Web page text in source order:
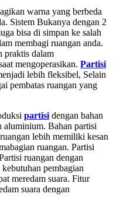
warna yang berbeda
Sistem Bukanya dengan 2
bisa di simpan ke salah
membagi ruangan anda.
praktis dalam
mengoperasikan. Partisi
lebih fleksibel, Selain
pembatas ruangan yang
partisi dengan bahan
aluminium. Bahan partisi
lebih memiliki kesan
ruangan. Partisi
ruangan dengan
pembagian
meredam suara. Fitur
suara dengan